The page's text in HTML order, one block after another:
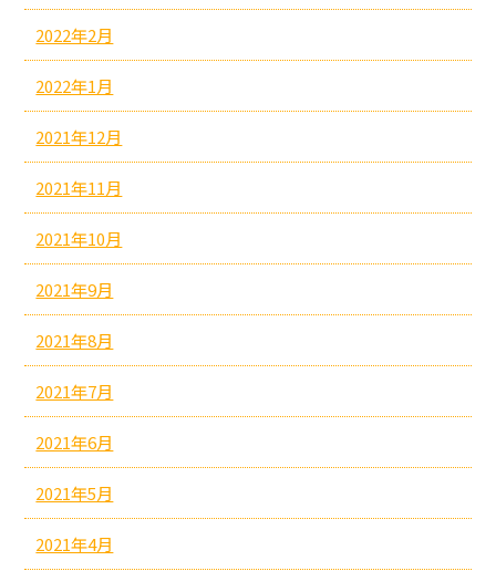
2022年2月
2022年1月
2021年12月
2021年11月
2021年10月
2021年9月
2021年8月
2021年7月
2021年6月
2021年5月
2021年4月